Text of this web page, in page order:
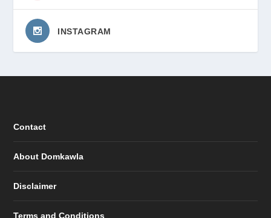
INSTAGRAM
Contact
About Domkawla
Disclaimer
Terms and Conditions